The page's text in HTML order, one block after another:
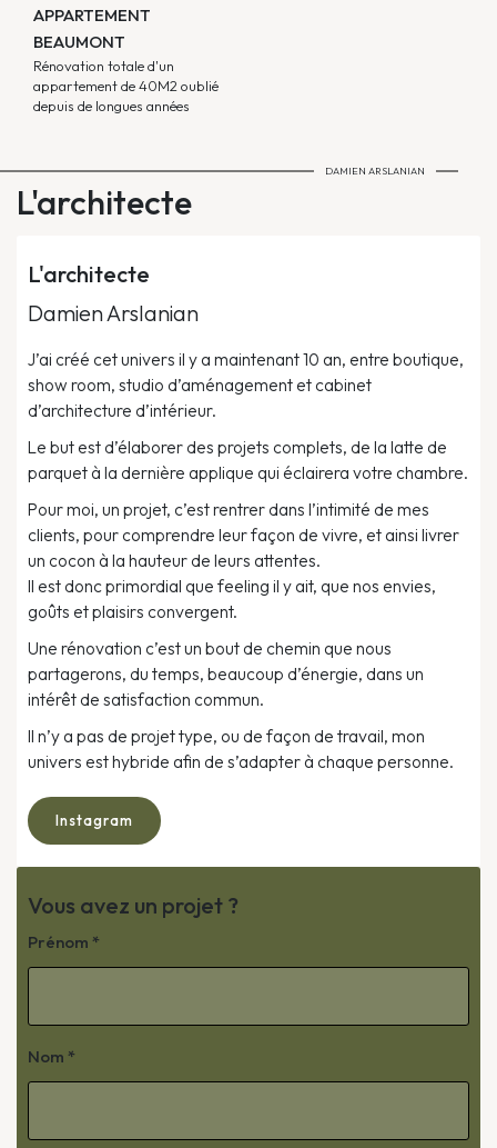
APPARTEMENT
BEAUMONT
Rénovation totale d'un
appartement de 40M2 oublié
depuis de longues années
L'architecte
DAMIEN ARSLANIAN
L'architecte
Damien Arslanian
J’ai créé cet univers il y a maintenant 10 an, entre boutique,
show room, studio d’aménagement et cabinet
d’architecture d’intérieur.
Le but est d’élaborer des projets complets, de la latte de
parquet à la dernière applique qui éclairera votre chambre.
Pour moi, un projet, c’est rentrer dans l’intimité de mes
clients, pour comprendre leur façon de vivre, et ainsi livrer
un cocon à la hauteur de leurs attentes.
Il est donc primordial que feeling il y ait, que nos envies,
goûts et plaisirs convergent.
Une rénovation c’est un bout de chemin que nous
partagerons, du temps, beaucoup d’énergie, dans un
intérêt de satisfaction commun.
Il n’y a pas de projet type, ou de façon de travail, mon
univers est hybride afin de s’adapter à chaque personne.
Instagram
Vous avez un projet ?
Prénom *
Nom *